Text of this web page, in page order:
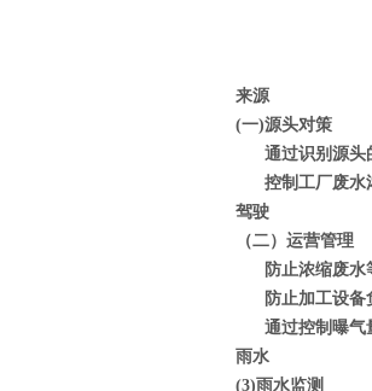
来源
(一)源头对策
通过识别源头
控制工厂废水
驾驶
（二）运营管理
防止浓缩废
防止加工设
通过控制曝气
雨水
(3)雨水监测